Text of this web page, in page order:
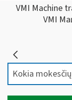
VMI Machine
VMI